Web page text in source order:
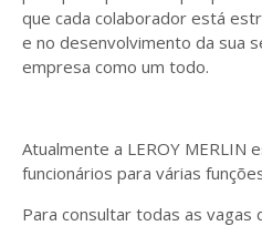
que cada colaborador está
e no desenvolvimento da sua
empresa como um todo.
Atualmente a LEROY MERLIN
funcionários para várias
Para consultar todas as vagas